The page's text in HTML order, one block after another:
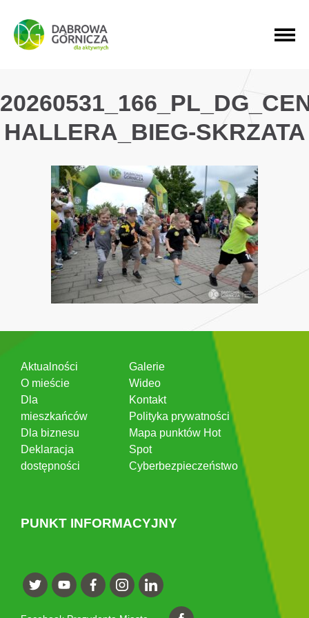
PRZEJDŹ DO MENU GŁÓWNEGO
PRZEJDŹ DO WYSZUKIWARKI
PRZEJDŹ DO TREŚCI
HALLERA_BIEG-SKRZATA
Aktualności
O mieście
Dla
mieszkańców
Dla biznesu
Deklaracja
dostępności
Galerie
Wideo
Kontakt
Polityka prywatności
Mapa punktów Hot
Spot
Cyberbezpieczeństwo
PUNKT INFORMACYJNY